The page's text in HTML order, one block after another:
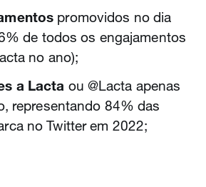
promovidos no dia
de todos os engajamentos
no ano);
a Lacta ou @Lacta apenas
representando 84% das
no Twitter em 2022;